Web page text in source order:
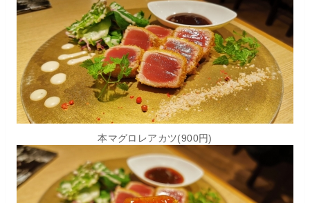
本マグロレアカツ(900円)